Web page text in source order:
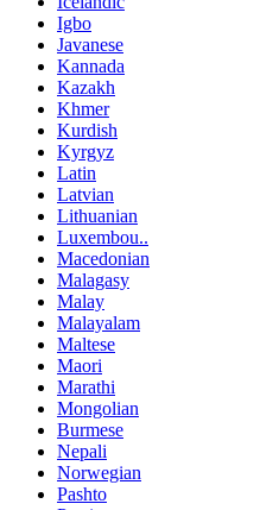
Igbo
Javanese
Kannada
Kazakh
Khmer
Kurdish
Kyrgyz
Latin
Latvian
Lithuanian
Luxembou..
Macedonian
Malagasy
Malay
Malayalam
Maltese
Maori
Marathi
Mongolian
Burmese
Nepali
Norwegian
Pashto